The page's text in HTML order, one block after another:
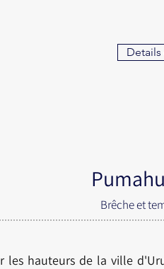
Details
Brêche et
les hauteurs de la ville